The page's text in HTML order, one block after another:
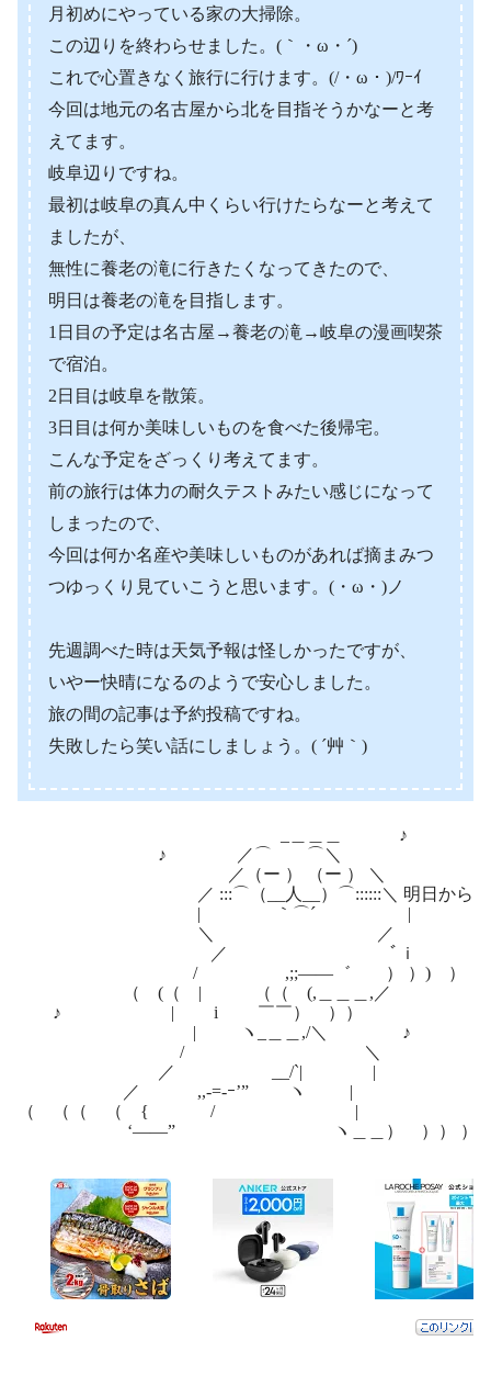
月初めにやっている家の大掃除。
この辺りを終わらせました。(｀・ω・´)
これで心置きなく旅行に行けます。(/・ω・)/ﾜｰｲ
今回は地元の名古屋から北を目指そうかなーと考
えてます。
岐阜辺りですね。
最初は岐阜の真ん中くらい行けたらなーと考えて
ましたが、
無性に養老の滝に行きたくなってきたので、
明日は養老の滝を目指します。
1日目の予定は名古屋→養老の滝→岐阜の漫画喫茶
で宿泊。
2日目は岐阜を散策。
3日目は何か美味しいものを食べた後帰宅。
こんな予定をざっくり考えてます。
前の旅行は体力の耐久テストみたい感じになって
しまったので、
今回は何か名産や美味しいものがあれば摘まみつ
つゆっくり見ていこうと思います。(・ω・)ノ
先週調べた時は天気予報は怪しかったですが、
いやー快晴になるのようで安心しました。
旅の間の記事は予約投稿ですね。
失敗したら笑い話にしましょう。( ´艸｀)
_＿＿＿ ♪
♪ ／⌒ ⌒＼
／（ー ） （ー ） ＼
／ :::⌒（__人__）⌒::::::＼ 明日から旅行に
| ｀⌒´ |
＼ ／
／ ﾞｉ
/ ,;;――゛ ） ）) ）
（ (（ | （（ (,＿＿＿,／
♪ | i ￣￣） ））
| ヽ_＿＿,/＼ ♪
/ ＼
／ __/`| |
／ ,,-=-ｰ’” ヽ |
（ （（ （ { / |
‘――” ヽ＿＿） ）） ）